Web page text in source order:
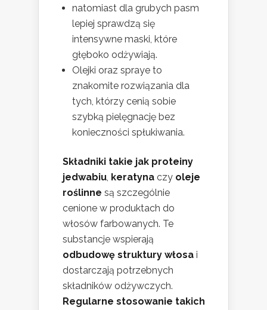
natomiast dla grubych pasm
lepiej sprawdzą się
intensywne maski, które
głęboko odżywiają.
Olejki oraz spraye to
znakomite rozwiązania dla
tych, którzy cenią sobie
szybką pielęgnację bez
konieczności spłukiwania.
Składniki takie jak proteiny
jedwabiu keratyna czy oleje
roślinne są szczególnie
cenione w produktach do
włosów farbowanych. Te
substancje wspierają
odbudowę struktury włosa i
dostarczają potrzebnych
składników odżywczych.
Regularne stosowanie takich